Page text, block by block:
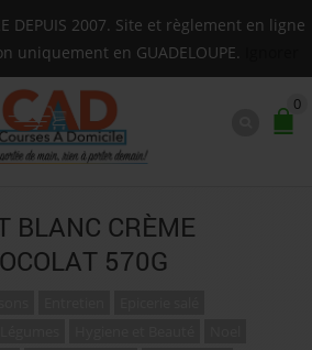
Guadeloupe : Mardi, Jeudi,
0
BLANC CRÈME
570G
DEPUIS 2007. Site et règlement en ligne
uniquement en GUADELOUPE.